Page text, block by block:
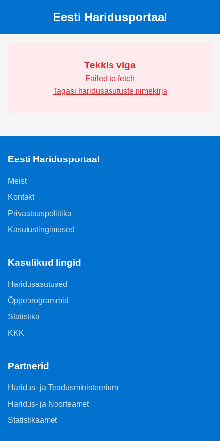
Eesti Haridusportaal
Tekkis viga
Failed to fetch
Tagasi haridusasutuste nimekirja
Eesti Haridusportaal
Meist
Kontakt
Privaatsuspoliitika
Kasutustingimused
Kasulikud lingid
Haridusasutused
Õppeprogrammid
Statistika
KKK
Partnerid
Haridus- ja Teadusministeerium
Haridus- ja Noorteamet
Statistikaamet